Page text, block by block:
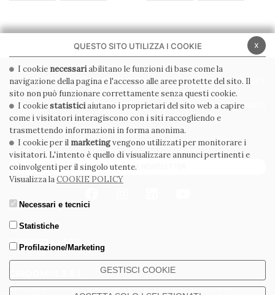
Via Emilia Ponente, 1000 - 48014 Castel Bolognese (RA) Italy
PRIVACY POLICY COOKIE POLICY
CONDIZIONI GENERALI WHISTLEBLOWING
CODICE ETICO
ISCRIVITI ALLA NEWSLETTER
x
QUESTO SITO UTILIZZA I COOKIE
I cookie necessariabilitano le funzioni di base come la
navigazione della pagina e l'accesso alle aree protette del sito. Il
sito non può funzionare correttamente senza questi cookie.
I cookiestatisticiaiutano i proprietari del sito web a capire
come i visitatori interagiscono con i siti raccogliendo e
trasmettendo informazioni in forma anonima.
I cookie per il marketingvengono utilizzati per monitorare i
visitatori. L'intento è quello di visualizzare annunci pertinenti e
coinvolgenti per il singolo utente.
Visualizza laCOOKIE POLICY
Necessari e tecnici
Statistiche
Profilazione/Marketing
GESTISCI COOKIE